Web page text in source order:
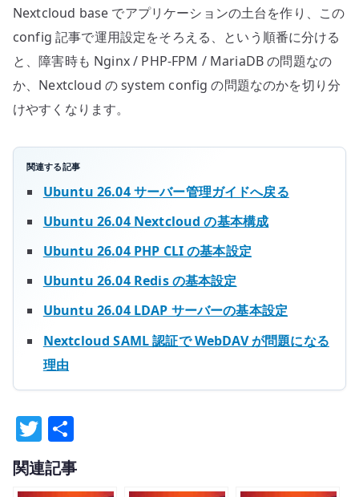
Nextcloud base でアプリケーションの土台を作り、この
config 記事で運用設定をそろえる、という順番に分ける
と、障害時も Nginx / PHP-FPM / MariaDB の問題なの
か、Nextcloud の system config の問題なのかを切り分
けやすくなります。
関連する記事
Ubuntu 26.04 サーバー管理ガイドへ戻る
Ubuntu 26.04 Nextcloud の基本構成
Ubuntu 26.04 PHP CLI の基本設定
Ubuntu 26.04 Redis の基本設定
Ubuntu 26.04 LDAP サーバーの基本設定
Nextcloud SAML 認証で WebDAV が問題になる
理由
T
w
it
有
関連記事